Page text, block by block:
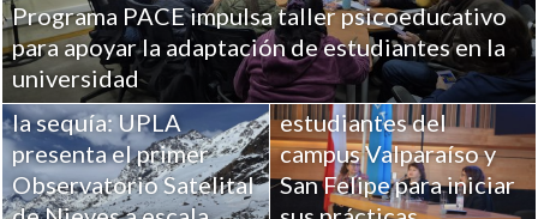
Programa PACE impulsa taller psicoeducativo
para apoyar la adaptación de estudiantes en la
universidad
Ciencia para combatir
la sequía: UPLA
presenta el primer
Observatorio Satelital
UPLA entrega
herramientas clave a
más de 100
estudiantes del
campus Valparaíso y
San Felipe para iniciar